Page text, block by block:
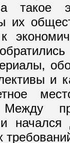
такое
их
к
и
Между